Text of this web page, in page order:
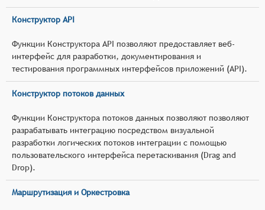
Конструктор API
Функции Конструктора API позволяют предоставляет веб-
интерфейс для разработки, документирования и
тестирования программных интерфейсов приложений (API).
Конструктор потоков данных
Функции Конструктора потоков данных позволяют позволяют
разрабатывать интеграцию посредством визуальной
разработки логических потоков интеграции с помощью
пользовательского интерфейса перетаскивания (Drag and
Drop).
Маршрутизация и Оркестровка